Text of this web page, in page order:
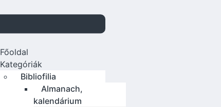
Főoldal
Kategóriák
Bibliofilia
Almanach,
kalendárium